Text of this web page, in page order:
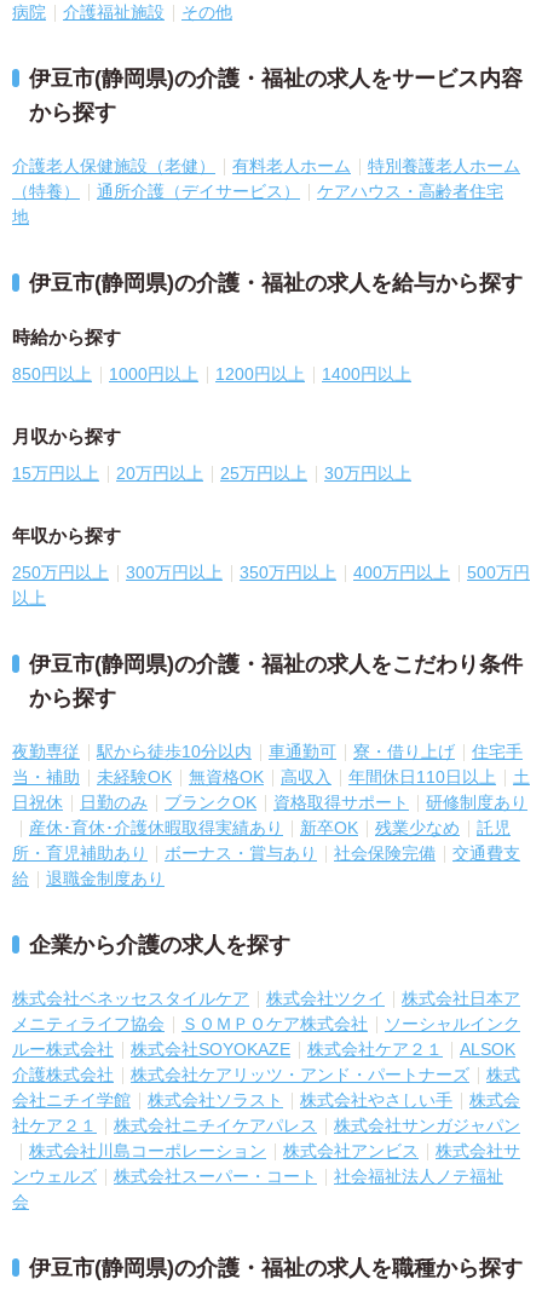
病院 介護福祉施設 その他
伊豆市(静岡県)の介護・福祉の求人をサービス内容
から探す
介護老人保健施設（老健） 有料老人ホーム
特別養護老人ホーム
（特養）
通所介護（デイサービス）
ケアハウス・高齢者住宅
地
伊豆市(静岡県)の介護・福祉の求人を給与から探す
時給から探す
850円以上 1000円以上 1200円以上 1400円以上
月収から探す
15万円以上 20万円以上 25万円以上 30万円以上
年収から探す
250万円以上 300万円以上 350万円以上 400万円以上
500万円
以上
伊豆市(静岡県)の介護・福祉の求人をこだわり条件
から探す
夜勤専従 駅から徒歩10分以内 車通勤可 寮・借り上げ
住宅手
当・補助
未経験OK 無資格OK 高収入 年間休日110日以上
土
日祝休
日勤のみ ブランクOK 資格取得サポート
研修制度あり
産休･育休･介護休暇取得実績あり
新卒OK 残業少なめ
託児
所・育児補助あり
ボーナス・賞与あり 社会保険完備
交通費支
給
退職金制度あり
企業から介護の求人を探す
株式会社ベネッセスタイルケア 株式会社ツクイ
株式会社日本ア
メニティライフ協会
ＳＯＭＰＯケア株式会社
ソーシャルインク
ルー株式会社
株式会社SOYOKAZE 株式会社ケア２１
ALSOK
介護株式会社
株式会社ケアリッツ・アンド・パートナーズ
株式
会社ニチイ学館
株式会社ソラスト 株式会社やさしい手
株式会
社ケア２１
株式会社ニチイケアパレス
株式会社サンガジャパン
株式会社川島コーポレーション
株式会社アンビス
株式会社サ
ンウェルズ
株式会社スーパー・コート
社会福祉法人ノテ福祉
会
伊豆市(静岡県)の介護・福祉の求人を職種から探す